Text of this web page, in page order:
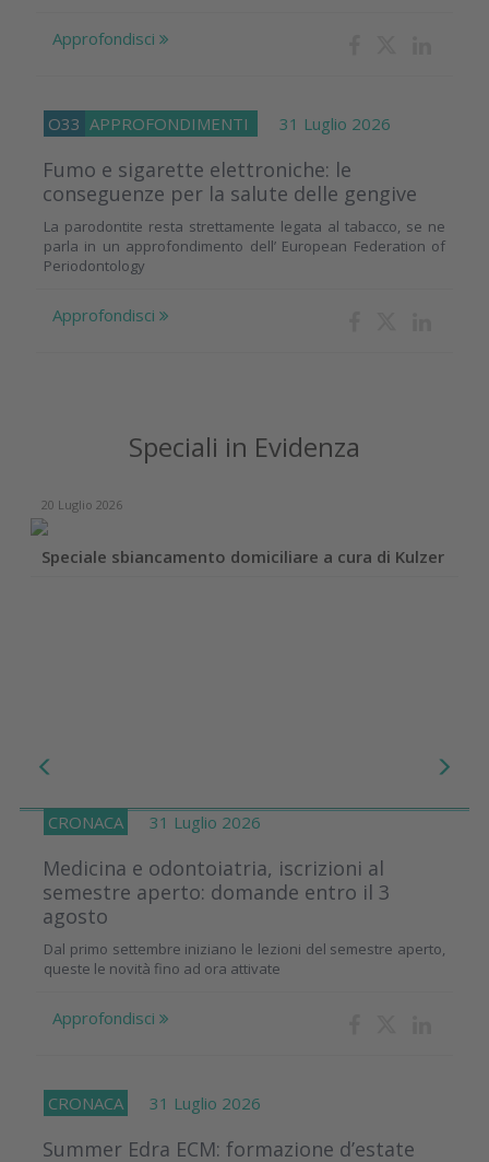
Approfondisci
O33 APPROFONDIMENTI 31 Luglio 2026
Fumo e sigarette elettroniche: le
conseguenze per la salute delle gengive
La parodontite resta strettamente legata al tabacco, se ne
parla in un approfondimento dell’ European Federation of
Periodontology
Approfondisci
Speciali in Evidenza
20 Luglio 2026
Speciale sbiancamento domiciliare a cura di Kulzer
CRONACA 31 Luglio 2026
Medicina e odontoiatria, iscrizioni al
semestre aperto: domande entro il 3
agosto
Dal primo settembre iniziano le lezioni del semestre aperto,
queste le novità fino ad ora attivate
Approfondisci
CRONACA 31 Luglio 2026
Summer Edra ECM: formazione d’estate